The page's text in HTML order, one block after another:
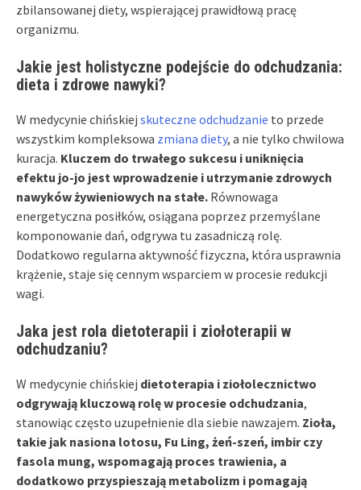
zbilansowanej diety, wspierającej prawidłową pracę
organizmu.
Jakie jest holistyczne podejście do odchudzania:
dieta i zdrowe nawyki?
W medycynie chińskiej skuteczne odchudzanie to przede
wszystkim kompleksowa zmiana diety, a nie tylko chwilowa
kuracja. Kluczem do trwałego sukcesu i uniknięcia
efektu jo-jo jest wprowadzenie i utrzymanie zdrowych
nawyków żywieniowych na stałe. Równowaga
energetyczna posiłków, osiągana poprzez przemyślane
komponowanie dań, odgrywa tu zasadniczą rolę.
Dodatkowo regularna aktywność fizyczna, która usprawnia
krążenie, staje się cennym wsparciem w procesie redukcji
wagi.
Jaka jest rola dietoterapii i ziołoterapii w
odchudzaniu?
W medycynie chińskiej dietoterapia i ziołolecznictwo
odgrywają kluczową rolę w procesie odchudzania,
stanowiąc często uzupełnienie dla siebie nawzajem. Zioła,
takie jak nasiona lotosu, Fu Ling, żeń-szeń, imbir czy
fasola mung, wspomagają proces trawienia, a
dodatkowo przyspieszają metabolizm i pomagają